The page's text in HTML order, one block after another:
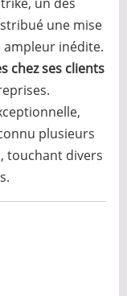
une mise
ampleur inédite.
chez ses clients
plusieurs
touchant divers